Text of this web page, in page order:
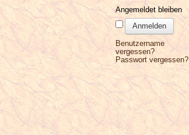
Angemeldet bleiben
Anmelden
Benutzername
vergessen?
Passwort vergessen?